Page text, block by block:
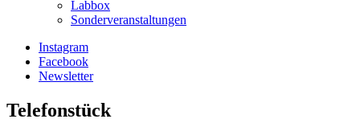
Labbox
Sonderveranstaltungen
Instagram
Facebook
Newsletter
Telefonstück